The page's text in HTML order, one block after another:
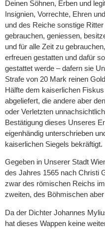
Deinen Söhnen, Erben und
Insignien, Vorrechte, Ehren
und des Reiche sonstige
gebrauchen, geniessen,
und für alle Zeit zu
erfreuen gestatten und dafür
gestattet werde – dafern sie
Strafe von 20 Mark reinen
Hälfte dem kaiserlichen
abgeliefert, die andere aber
oder Verletzten
Bestätigung dieses Unseres
eigenhändig unterschrieben
kaiserlichen Siegels bekräftigt.
Gegeben in Unserer Stadt
des Jahres 1565 nach Christi
zwar des römischen Reichs
zweiten, des Böhmischen
Da der Dichter Johannes
hat dieses Wappen keine